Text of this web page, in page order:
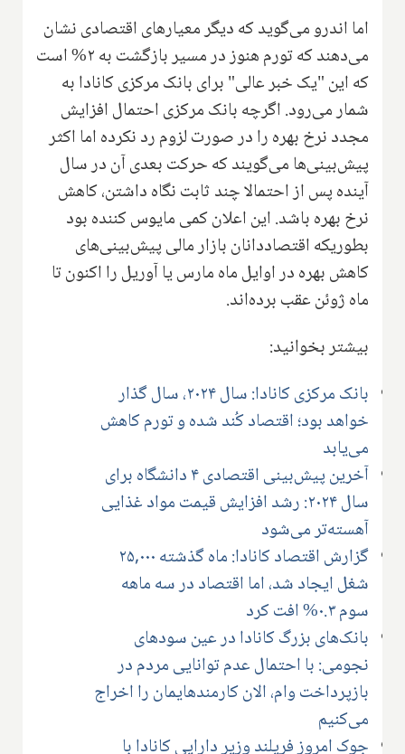
اما اندرو می‌گوید که دیگر معیارهای اقتصادی نشان
می‌دهند که تورم هنوز در مسیر بازگشت به ۲% است
که این "یک خبر عالی" برای بانک مرکزی کانادا به
شمار می‌رود. اگرچه بانک مرکزی احتمال افزایش
مجدد نرخ بهره را در صورت لزوم رد نکرده اما اکثر
پیش‌بینی‌ها می‌گویند که حرکت بعدی آن در سال
آینده پس از احتمالا چند ثابت نگاه داشتن، کاهش
نرخ بهره باشد. این اعلان کمی مایوس کننده بود
بطوریکه اقتصاددانان بازار مالی پیش‌بینی‌های
کاهش بهره در اوایل ماه مارس یا آوریل را اکنون تا
ماه ژوئن عقب برده‌اند.
بیشتر بخوانید:
بانک مرکزی کانادا: سال ۲۰۲۴، سال گذار
خواهد بود؛ اقتصاد کُند شده و تورم کاهش
می‌یابد
آخرین پیش‌بینی اقتصادی ۴ دانشگاه برای
سال ۲۰۲۴: رشد افزایش قیمت مواد غذایی
آهسته‌تر می‌شود
گزارش اقتصاد کانادا: ماه گذشته ۲۵,۰۰۰
شغل ایجاد شد، اما اقتصاد در سه ماهه
سوم ۰.۳% افت کرد
بانک‌های بزرگ کانادا در عین سودهای
نجومی: با احتمال عدم توانایی مردم در
بازپرداخت وام، الان کارمندهایمان را اخراج
می‌کنیم
جوک امروز فریلند وزیر دارایی کانادا با